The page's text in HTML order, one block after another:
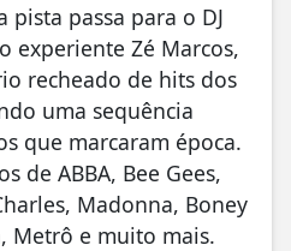
pista passa para o DJ
experiente Zé Marcos,
recheado de hits dos
uma sequência
que marcaram época.
de ABBA, Bee Gees,
Madonna, Boney
Metrô e muito mais.